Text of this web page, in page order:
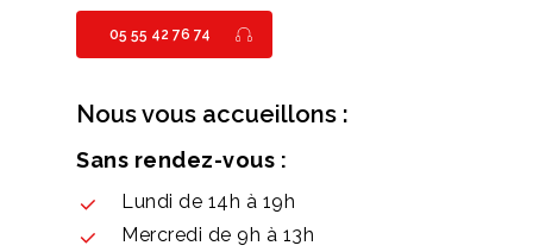
05 55 42 76 74
Nous vous accueillons :
Sans rendez-vous :
Lundi de 14h à 19h
Mercredi de 9h à 13h